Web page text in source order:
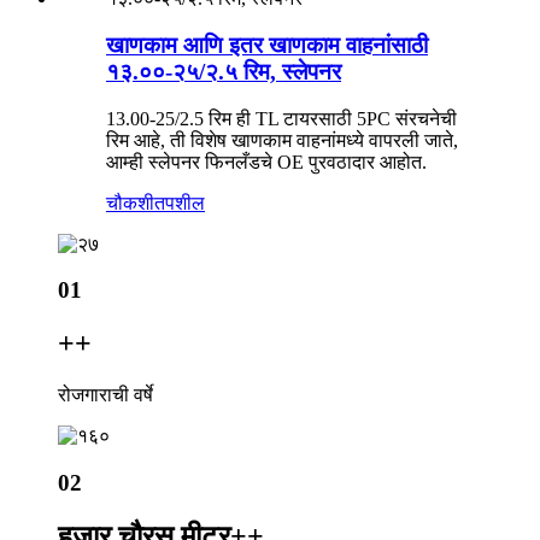
खाणकाम आणि इतर खाणकाम वाहनांसाठी
१३.००-२५/२.५ रिम, स्लेपनर
13.00-25/2.5 रिम ही TL टायरसाठी 5PC संरचनेची
रिम आहे, ती विशेष खाणकाम वाहनांमध्ये वापरली जाते,
आम्ही स्लेपनर फिनलँडचे OE पुरवठादार आहोत.
चौकशीतपशील
01
++
रोजगाराची वर्षे
02